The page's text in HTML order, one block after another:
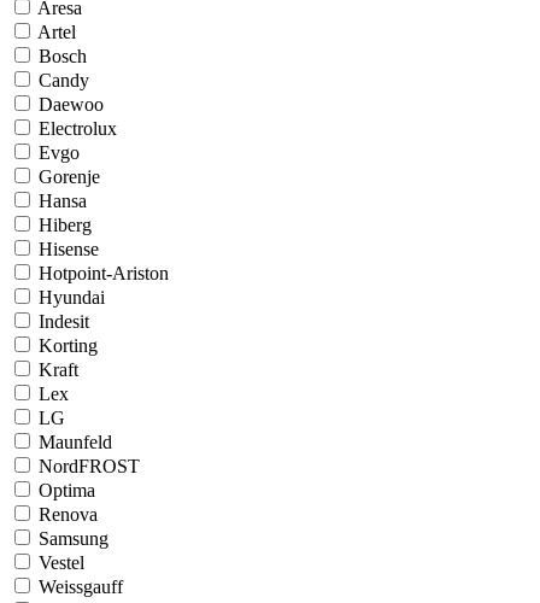
Aresa
Artel
Bosch
Candy
Daewoo
Electrolux
Evgo
Gorenje
Hansa
Hiberg
Hisense
Hotpoint-Ariston
Hyundai
Indesit
Korting
Kraft
Lex
LG
Maunfeld
NordFROST
Optima
Renova
Samsung
Vestel
Weissgauff